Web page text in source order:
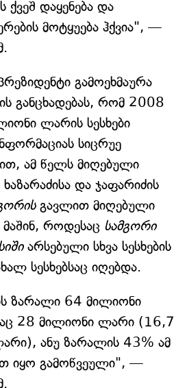
ქვეშ დაყენება და
მოტყუება ჰქვია", —
გამოეხმაურა
განცხადებას, რომ 2008
ლარის სესხები
სიცრუე
ამ წელს მიღებული
და ჯაფარიძის
გავლით მიღებული
მაშინ, როდესაც სამგორი
არსებული სხვა სესხების
სესხებსაც იღებდა.
ზარალი 64 მილიონი
28 მილიონი ლარი (16,7
ანუ ზარალის 43% ამ
იყო გამოწვეული", —